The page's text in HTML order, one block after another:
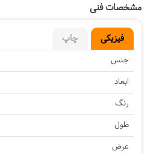
مشخصات فنی
فیزیکی چاپ
جنس
ابعاد
رنگ
طول
عرض